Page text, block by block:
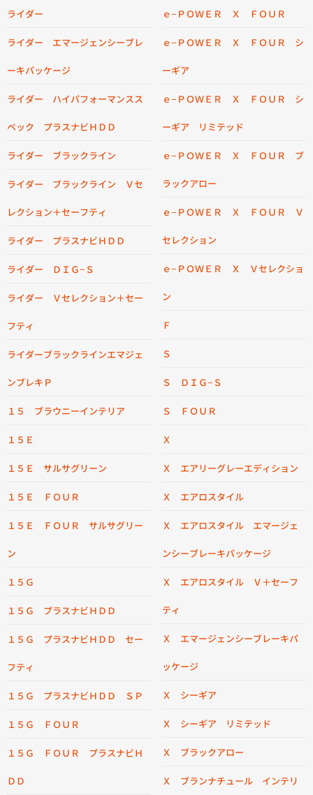
ライダー
ライダー エマージェンシーブレ
ーキパッケージ
ライダー ハイパフォーマンスス
ペック プラスナビＨＤＤ
ライダー ブラックライン
ライダー ブラックライン Ｖセ
レクション＋セーフティ
ライダー プラスナビＨＤＤ
ライダー ＤＩＧ−Ｓ
ライダー Ｖセレクション＋セー
フティ
ライダーブラックラインエマジェ
ンブレキＰ
１５ ブラウニーインテリア
１５Ｅ
１５Ｅ サルサグリーン
１５Ｅ ＦＯＵＲ
１５Ｅ ＦＯＵＲ サルサグリー
ン
１５Ｇ
１５Ｇ プラスナビＨＤＤ
１５Ｇ プラスナビＨＤＤ セー
フティ
１５Ｇ プラスナビＨＤＤ ＳＰ
１５Ｇ ＦＯＵＲ
１５Ｇ ＦＯＵＲ プラスナビＨ
ＤＤ
ｅ−ＰＯＷＥＲ Ｘ ＦＯＵＲ
ｅ−ＰＯＷＥＲ Ｘ ＦＯＵＲ シ
ーギア
ｅ−ＰＯＷＥＲ Ｘ ＦＯＵＲ シ
ーギア リミテッド
ｅ−ＰＯＷＥＲ Ｘ ＦＯＵＲ ブ
ラックアロー
ｅ−ＰＯＷＥＲ Ｘ ＦＯＵＲ Ｖ
セレクション
ｅ−ＰＯＷＥＲ Ｘ Ｖセレクショ
ン
Ｆ
Ｓ
Ｓ ＤＩＧ−Ｓ
Ｓ ＦＯＵＲ
Ｘ
Ｘ エアリーグレーエディション
Ｘ エアロスタイル
Ｘ エアロスタイル エマージェ
ンシーブレーキパッケージ
Ｘ エアロスタイル Ｖ＋セーフ
ティ
Ｘ エマージェンシーブレーキパ
ッケージ
Ｘ シーギア
Ｘ シーギア リミテッド
Ｘ ブラックアロー
Ｘ ブランナチュール インテリ